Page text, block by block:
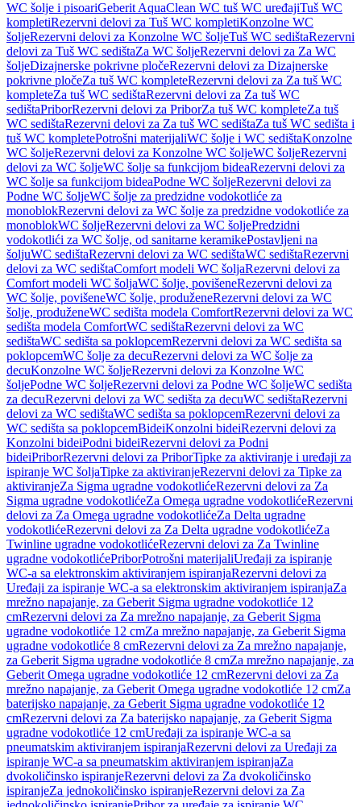
WC šolje i pisoariGeberit AquaClean WC tuš WC uređajiTuš WC
kompletiRezervni delovi za Tuš WC kompletiKonzolne WC
šoljeRezervni delovi za Konzolne WC šoljeTuš WC sedištaRezervni
delovi za Tuš WC sedištaZa WC šoljeRezervni delovi za Za WC
šoljeDizajnerske pokrivne pločeRezervni delovi za Dizajnerske
pokrivne pločeZa tuš WC kompleteRezervni delovi za Za tuš WC
kompleteZa tuš WC sedištaRezervni delovi za Za tuš WC
sedištaPriborRezervni delovi za PriborZa tuš WC kompleteZa tuš
WC sedištaRezervni delovi za Za tuš WC sedištaZa tuš WC sedišta i
tuš WC kompletePotrošni materijaliWC šolje i WC sedištaKonzolne
WC šoljeRezervni delovi za Konzolne WC šoljeWC šoljeRezervni
delovi za WC šoljeWC šolje sa funkcijom bideaRezervni delovi za
WC šolje sa funkcijom bideaPodne WC šoljeRezervni delovi za
Podne WC šoljeWC šolje za predzidne vodokotliće za
monoblokRezervni delovi za WC šolje za predzidne vodokotliće za
monoblokWC šoljeRezervni delovi za WC šoljePredzidni
vodokotlići za WC šolje, od sanitarne keramikePostavljeni na
šoljuWC sedištaRezervni delovi za WC sedištaWC sedištaRezervni
delovi za WC sedištaComfort modeli WC šoljaRezervni delovi za
Comfort modeli WC šoljaWC šolje, povišeneRezervni delovi za
WC šolje, povišeneWC šolje, produženeRezervni delovi za WC
šolje, produženeWC sedišta modela ComfortRezervni delovi za WC
sedišta modela ComfortWC sedištaRezervni delovi za WC
sedištaWC sedišta sa poklopcemRezervni delovi za WC sedišta sa
poklopcemWC šolje za decuRezervni delovi za WC šolje za
decuKonzolne WC šoljeRezervni delovi za Konzolne WC
šoljePodne WC šoljeRezervni delovi za Podne WC šoljeWC sedišta
za decuRezervni delovi za WC sedišta za decuWC sedištaRezervni
delovi za WC sedištaWC sedišta sa poklopcemRezervni delovi za
WC sedišta sa poklopcemBideiKonzolni bideiRezervni delovi za
Konzolni bideiPodni bideiRezervni delovi za Podni
bideiPriborRezervni delovi za PriborTipke za aktiviranje i uređaji za
ispiranje WC šoljaTipke za aktiviranjeRezervni delovi za Tipke za
aktiviranjeZa Sigma ugradne vodokotlićeRezervni delovi za Za
Sigma ugradne vodokotlićeZa Omega ugradne vodokotlićeRezervni
delovi za Za Omega ugradne vodokotlićeZa Delta ugradne
vodokotlićeRezervni delovi za Za Delta ugradne vodokotlićeZa
Twinline ugradne vodokotlićeRezervni delovi za Za Twinline
ugradne vodokotlićePriborPotrošni materijaliUređaji za ispiranje
WC-a sa elektronskim aktiviranjem ispiranjaRezervni delovi za
Uređaji za ispiranje WC-a sa elektronskim aktiviranjem ispiranjaZa
mrežno napajanje, za Geberit Sigma ugradne vodokotliće 12
cmRezervni delovi za Za mrežno napajanje, za Geberit Sigma
ugradne vodokotliće 12 cmZa mrežno napajanje, za Geberit Sigma
ugradne vodokotliće 8 cmRezervni delovi za Za mrežno napajanje,
za Geberit Sigma ugradne vodokotliće 8 cmZa mrežno napajanje, za
Geberit Omega ugradne vodokotliće 12 cmRezervni delovi za Za
mrežno napajanje, za Geberit Omega ugradne vodokotliće 12 cmZa
baterijsko napajanje, za Geberit Sigma ugradne vodokotliće 12
cmRezervni delovi za Za baterijsko napajanje, za Geberit Sigma
ugradne vodokotliće 12 cmUređaji za ispiranje WC-a sa
pneumatskim aktiviranjem ispiranjaRezervni delovi za Uređaji za
ispiranje WC-a sa pneumatskim aktiviranjem ispiranjaZa
dvokoličinsko ispiranjeRezervni delovi za Za dvokoličinsko
ispiranjeZa jednokoličinsko ispiranjeRezervni delovi za Za